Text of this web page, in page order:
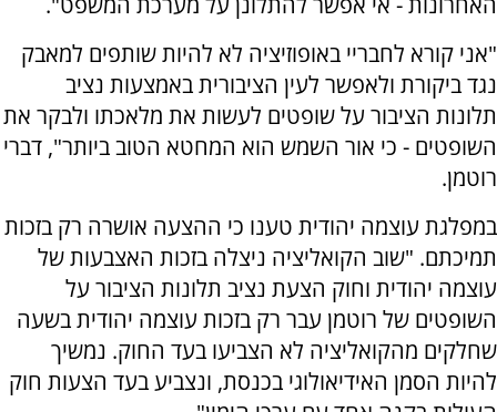
"אני קורא לחבריי באופוזיציה לא להיות שותפים למאבק
נגד ביקורת ולאפשר לעין הציבורית באמצעות נציב
תלונות הציבור על שופטים לעשות את מלאכתו ולבקר את
השופטים - כי אור השמש הוא המחטא הטוב ביותר", דברי
רוטמן.
במפלגת עוצמה יהודית טענו כי ההצעה אושרה רק בזכות
תמיכתם. "שוב הקואליציה ניצלה בזכות האצבעות של
עוצמה יהודית וחוק הצעת נציב תלונות הציבור על
השופטים של רוטמן עבר רק בזכות עוצמה יהודית בשעה
שחלקים מהקואליציה לא הצביעו בעד החוק. נמשיך
להיות הסמן האידיאולוגי בכנסת, ונצביע בעד הצעות חוק